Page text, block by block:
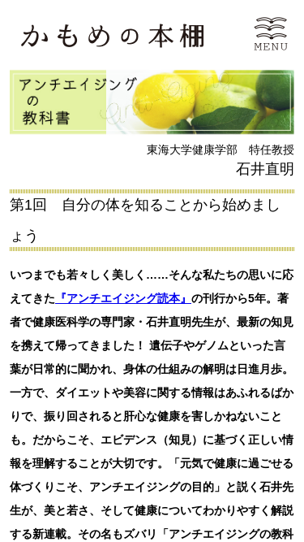
東海大学健康学部 特任教授
石井直明
第1回 自分の体を知ることから始めまし
ょう
いつまでも若々しく美しく……そんな私たちの思いに応
えてきた 『アンチエイジング読本』 の刊行から5年。著
者で健康医科学の専門家・石井直明先生が、最新の知見
を携えて帰ってきました！ 遺伝子やゲノムといった言
葉が日常的に聞かれ、身体の仕組みの解明は日進月歩。
一方で、ダイエットや美容に関する情報はあふれるばか
りで、振り回されると肝心な健康を害しかねないこと
も。だからこそ、エビデンス（知見）に基づく正しい情
報を理解することが大切です。「元気で健康に過ごせる
体づくりこそ、アンチエイジングの目的」と説く石井先
生が、美と若さ、そして健康についてわかりやすく解説
する新連載。その名もズバリ「アンチエイジングの教科